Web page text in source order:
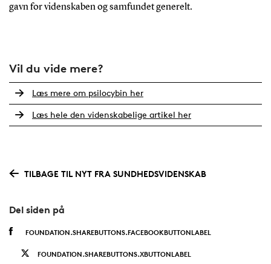
gavn for videnskaben og samfundet generelt.
Vil du vide mere?
Læs mere om psilocybin her
Læs hele den videnskabelige artikel her
TILBAGE TIL NYT FRA SUNDHEDSVIDENSKAB
Del siden på
FOUNDATION.SHAREBUTTONS.FACEBOOKBUTTONLABEL
FOUNDATION.SHAREBUTTONS.XBUTTONLABEL